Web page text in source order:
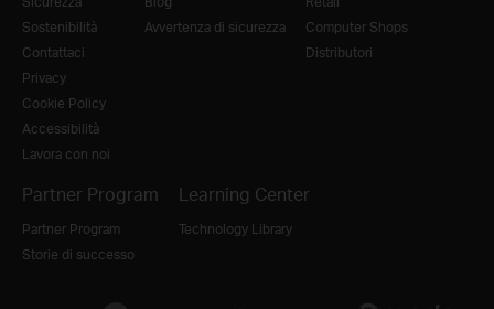
Sostenibilità
Contattaci
Privacy
Cookie Policy
Accessibilità
Lavora con noi
Avvertenza di sicurezza
Computer Shops
Distributori
Partner Program
Partner Program
Storie di successo
Learning Center
Technology Library